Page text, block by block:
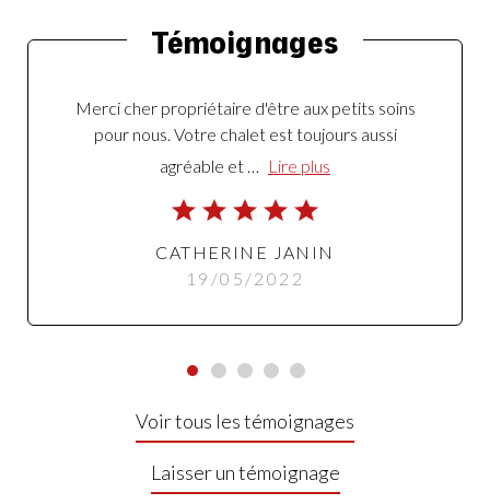
Témoignages
Merci cher propriétaire d'être aux petits soins
pour nous. Votre chalet est toujours aussi
agréable et …
Lire plus
CATHERINE JANIN
19/05/2022
Voir tous les témoignages
Laisser un témoignage